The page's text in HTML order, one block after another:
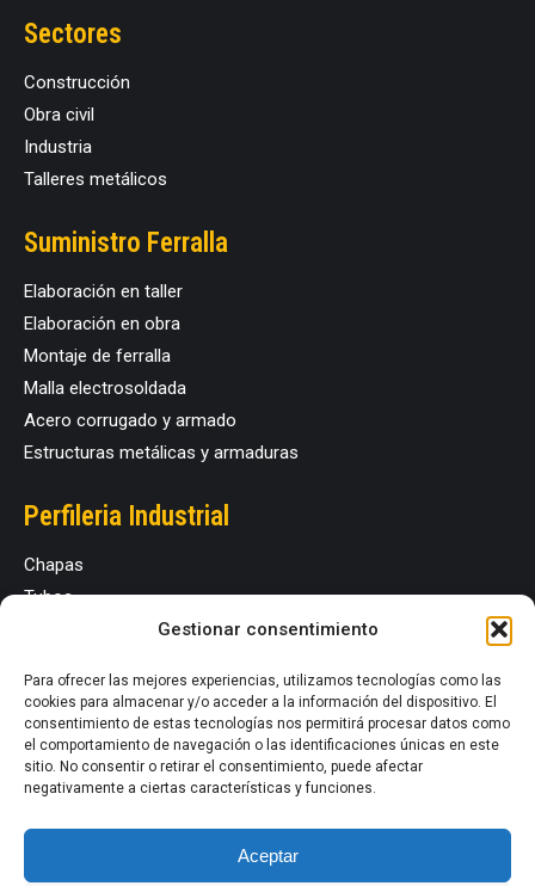
Gestionar consentimiento
Para ofrecer las mejores experiencias, utilizamos tecnologías como las
cookies para almacenar y/o acceder a la información del dispositivo. El
consentimiento de estas tecnologías nos permitirá procesar datos como
el comportamiento de navegación o las identificaciones únicas en este
sitio. No consentir o retirar el consentimiento, puede afectar
negativamente a ciertas características y funciones.
Aceptar
Sectores
Construcción
Obra civil
Industria
Talleres metálicos
Suministro Ferralla
Elaboración en taller
Elaboración en obra
Montaje de ferralla
Malla electrosoldada
Acero corrugado y armado
Estructuras metálicas y armaduras
Perfileria Industrial
Chapas
Tubos
Perfiles estructurales
Redes Sociales
#coelba #ferralladoscoelba #suminitroindustrial